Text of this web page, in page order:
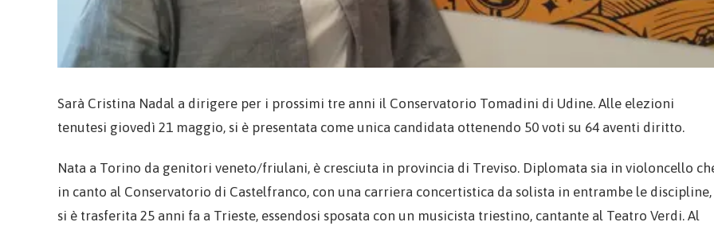
Sarà Cristina Nadal a dirigere per i prossimi tre anni il Conservatorio Tomadini di Udine. Alle elezioni
tenutesi giovedì 21 maggio, si è presentata come unica candidata ottenendo 50 voti su 64 aventi diritto.
Nata a Torino da genitori veneto/friulani, è cresciuta in provincia di Treviso. Diplomata sia in violoncello
in canto al Conservatorio di Castelfranco, con una carriera concertistica da solista in entrambe le discipline,
si è trasferita 25 anni fa a Trieste, essendosi sposata con un musicista triestino, cantante al Teatro Verdi. Al